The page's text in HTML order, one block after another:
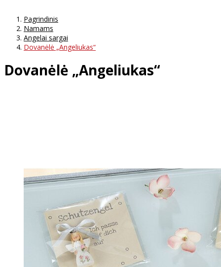
Pagrindinis
Namams
Angelai sargai
Dovanėlė „Angeliukas“
Dovanėlė „Angeliukas“